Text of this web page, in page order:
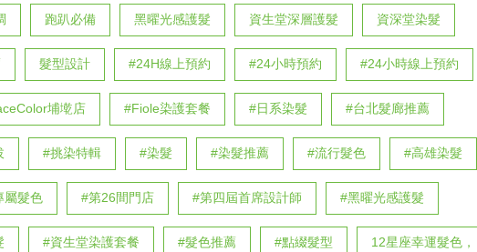
跑趴必備 黑曜光感護髮 資生堂深層護髮 資深堂染髮
髮型設計 #24H線上預約 #24小時預約 #24小時線上預約
埔墘店 #Fiole染護套餐 #日系染髮 #台北髮廊推薦
#挑染特輯 #染髮 #染髮推薦 #流行髮色 #高雄染髮
屬髮色 #第26間門店 #第四屆首席設計師 #黑曜光感護髮
#資生堂染護套餐 #髮色推薦 #點綴髮型 12星座幸運髮色，